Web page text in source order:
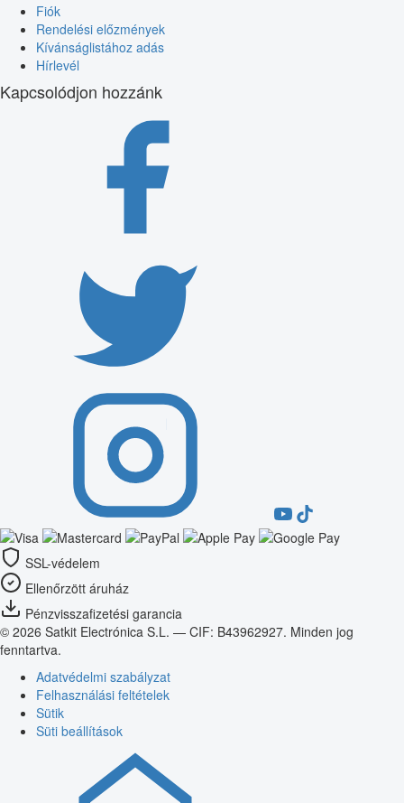
Fiók
Rendelési előzmények
Kívánságlistához adás
Hírlevél
Kapcsolódjon hozzánk
SSL-védelem
Ellenőrzött áruház
Pénzvisszafizetési garancia
© 2026 Satkit Electrónica S.L. — CIF: B43962927. Minden jog
fenntartva.
Adatvédelmi szabályzat
Felhasználási feltételek
Sütik
Süti beállítások